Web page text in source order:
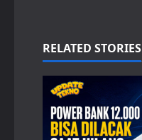
n
a
v
RELATED STORIES